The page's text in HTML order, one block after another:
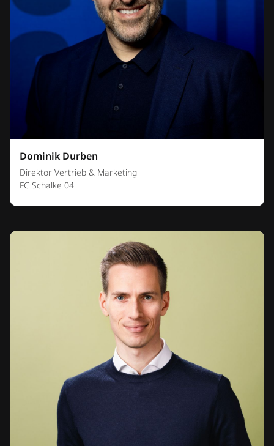
Dominik Durben
Direktor Vertrieb & Marketing
FC Schalke 04